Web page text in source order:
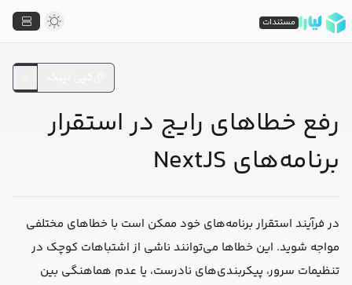
رفع خطاهای رایج در استقرار
برنامه‌های NextJS
در فرآیند استقرار برنامه‌های خود ممکن است با خطاهای مختلفی
مواجه شوید. این خطاها می‌توانند ناشی از اشتباهات کوچک در
تنظیمات سرور، پیکربندی‌های نادرست، یا عدم هماهنگی بین
مستندات